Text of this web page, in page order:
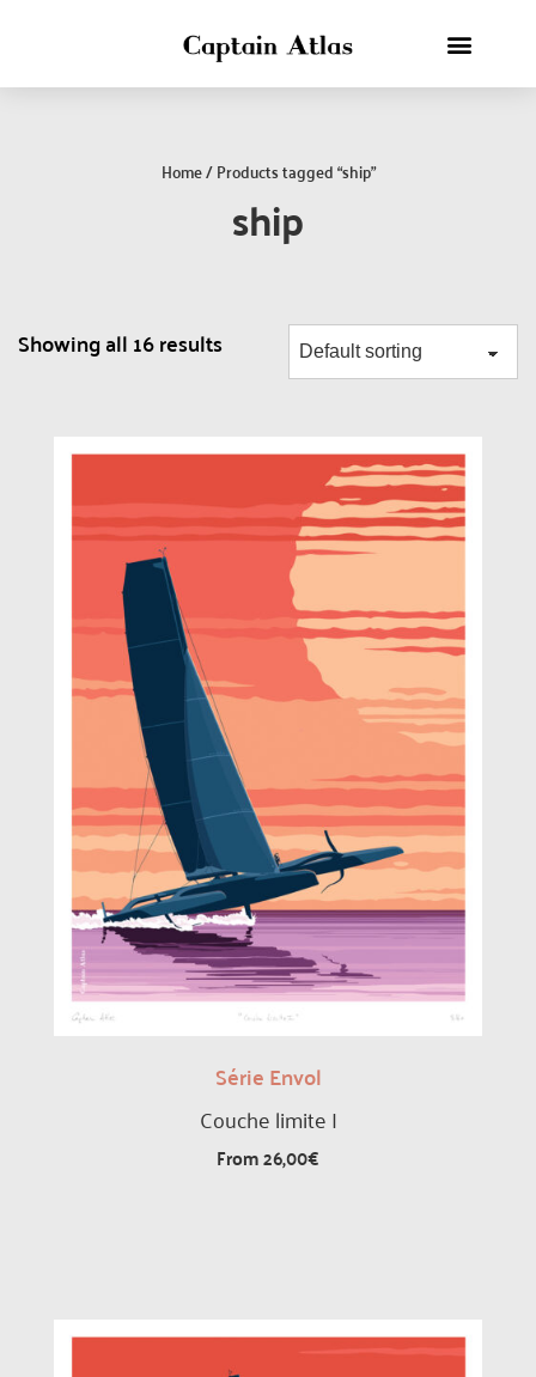
Home/ Products tagged “ship”
ship
Showing all 16 results
Série Envol
Couche limite I
From26,00€